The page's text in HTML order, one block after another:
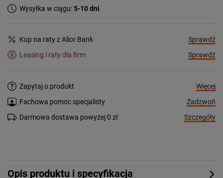
Wysyłka w ciągu:5-10 dni
Kup na raty z Alior Bank
Sprawdź
Leasing i raty dla firm
Sprawdź
Zapytaj o produkt
Więcej
Fachowa pomoc specjalisty
Zadzwoń
Darmowa dostawa powyżej 0 zł
Szczegóły
Opis produktu i specyfikacja